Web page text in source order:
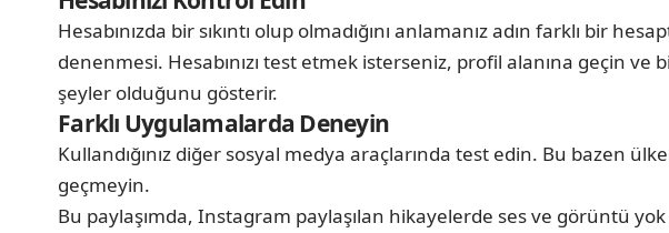
Hesabınızda bir sıkıntı olup olmadığını anlamanız adın farklı bir
denenmesi. Hesabınızı test etmek isterseniz, profil alanına geçin ve
şeyler olduğunu gösterir.
Farklı Uygulamalarda Deneyin
Kullandığınız diğer sosyal medya araçlarında test edin. Bu bazen
geçmeyin.
Bu paylaşımda, Instagram paylaşılan hikayelerde ses ve görüntü